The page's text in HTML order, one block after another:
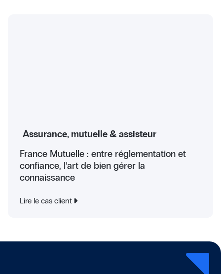
Assurance, mutuelle & assisteur
France Mutuelle : entre réglementation et
confiance, l’art de bien gérer la
connaissance
Lire le cas client